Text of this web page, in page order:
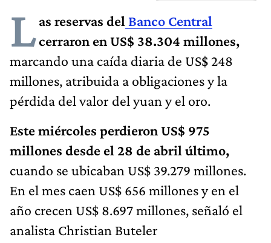
Las reservas del Banco Central
cerraron en US$ 38.304 millones,
marcando una caída diaria de US$ 248
millones​, atribuida a obligaciones y la
pérdida del valor del yuan y el oro.
Este miércoles perdieron US$ 975
millones desde el 28 de abril último,
cuando se ubicaban US$ 39.279 millones.
En el mes caen US$ 656 millones y en el
año crecen US$ 8.697 millones, señaló el
analista Christian Buteler